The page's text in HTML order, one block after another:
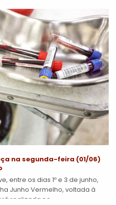
na segunda-feira (01/06)
entre os dias 1º e 3 de junho,
Junho Vermelho, voltada à
realizada no...